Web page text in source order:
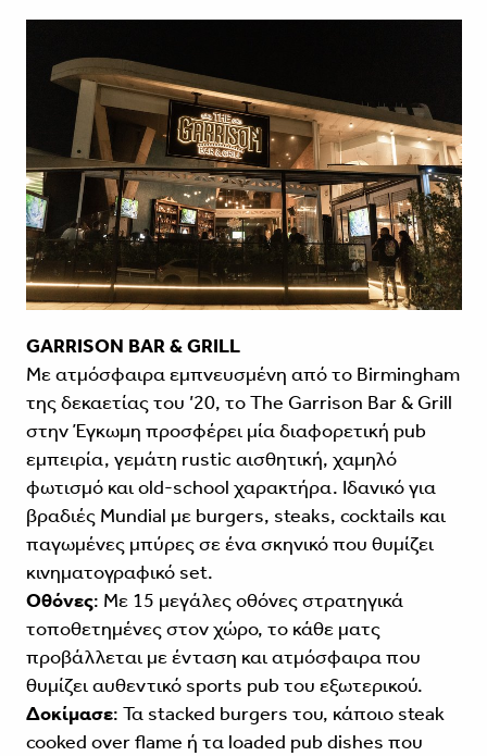
GARRISON BAR & GRILL
Με ατμόσφαιρα εμπνευσμένη από το Birmingham
της δεκαετίας του ’20, το The Garrison Bar & Grill
στην Έγκωμη προσφέρει μία διαφορετική pub
εμπειρία, γεμάτη rustic αισθητική, χαμηλό
φωτισμό και old-school χαρακτήρα. Ιδανικό για
βραδιές Mundial με burgers, steaks, cocktails και
παγωμένες μπύρες σε ένα σκηνικό που θυμίζει
κινηματογραφικό set.
Οθόνες: Με 15 μεγάλες οθόνες στρατηγικά
τοποθετημένες στον χώρο, το κάθε ματς
προβάλλεται με ένταση και ατμόσφαιρα που
θυμίζει αυθεντικό sports pub του εξωτερικού.
Δοκίμασε: Τα stacked burgers του, κάποιο steak
cooked over flame ή τα loaded pub dishes που